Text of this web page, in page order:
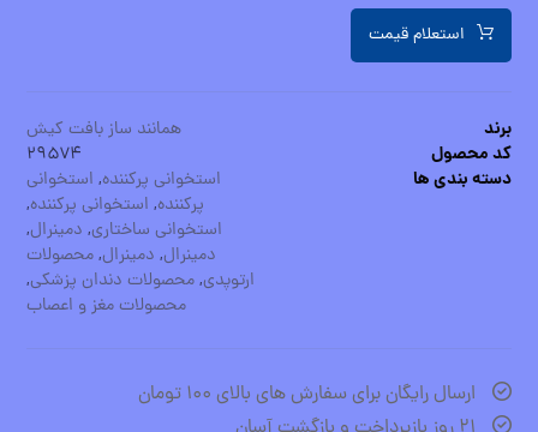
استعلام قیمت
برند
همانند ساز بافت کیش
کد محصول
۲۹۵۷۴
دسته بندی ها
استخوانی پرکننده, استخوانی
پرکننده, استخوانی پرکننده,
استخوانی ساختاری, دمینرال,
دمینرال, دمینرال,محصولات
ارتوپدی,محصولات دندان پزشکی,
محصولات مغز و اعصاب
ارسال رایگان برای سفارش های بالای ۱۰۰ تومان